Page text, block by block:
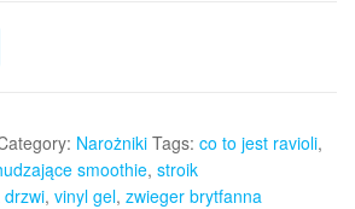
Narożniki Tags: co to jest ravioli,
smoothie, stroik
, vinyl gel, zwieger brytfanna